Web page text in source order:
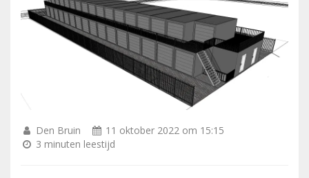
Den Bruin
11 oktober 2022 om 15:15
3 minuten leestijd